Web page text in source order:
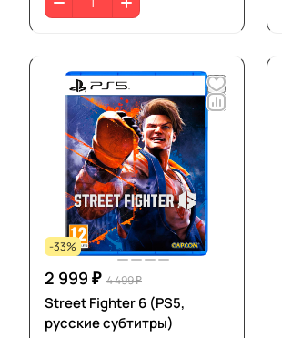
-33%
2 999 ₽ 4 499 ₽
Street Fighter 6 (PS5,
русские субтитры)